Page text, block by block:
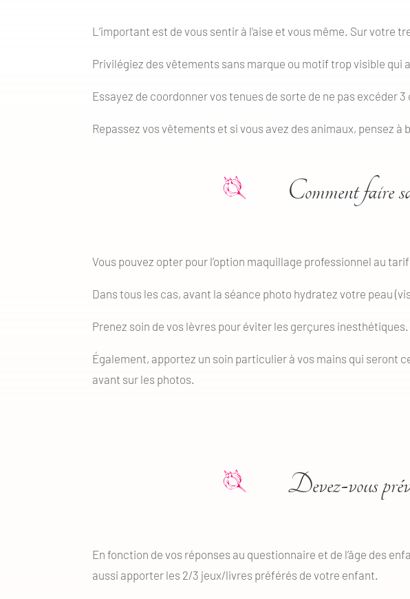
L’important est de vous sentir à l’aise et vous même. Sur votre
Privilégiez des vêtements sans marque ou motif trop visible qui
Essayez de coordonner vos tenues de sorte de ne pas
Repassez vos vêtements et si vous avez des animaux, pensez
Comment faire
Vous pouvez opter pour l’option maquillage professionnel au tarif
Dans tous les cas, avant la séance photo hydratez votre peau
Prenez soin de vos lèvres pour éviter les gerçures inesthétiques.
Également, apportez un soin particulier à vos mains qui seront
avant sur les photos.
Devez-vous
En fonction de vos réponses au questionnaire et de l’âge des
aussi apporter les 2/3 jeux/livres préférés de votre enfant.